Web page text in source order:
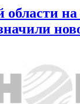
области на